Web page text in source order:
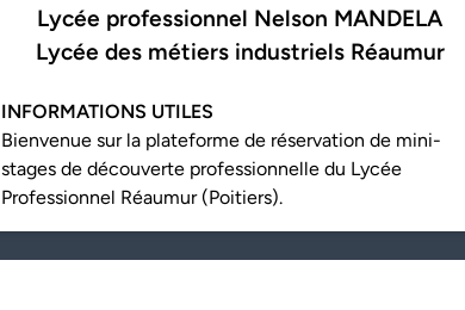
Lycée professionnel Nelson MANDELA
Lycée des métiers industriels Réaumur
INFORMATIONS UTILES
Bienvenue sur la plateforme de réservation de mini-
stages de découverte professionnelle du Lycée
Professionnel Réaumur (Poitiers).